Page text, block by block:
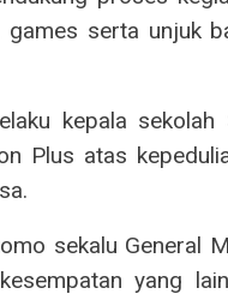
games serta unjuk
kepala
Plus atas
sekalu General
yang